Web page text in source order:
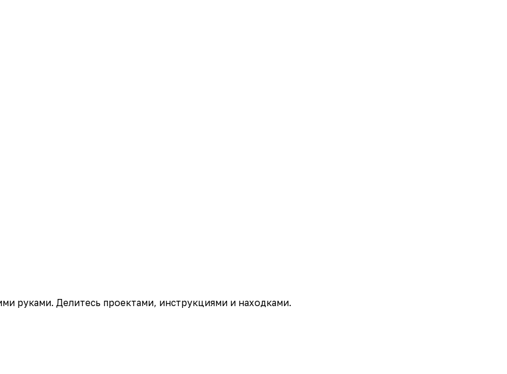
руками. Делитесь проектами, инструкциями и находками.